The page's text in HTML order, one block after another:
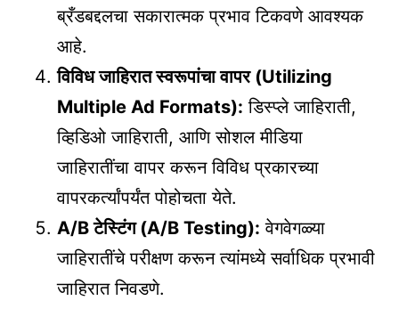
ब्रँडबद्दलचा सकारात्मक प्रभाव टिकवणे आवश्यक
आहे.
विविध जाहिरात स्वरूपांचा वापर (Utilizing
Multiple Ad Formats): डिस्प्ले जाहिराती,
व्हिडिओ जाहिराती, आणि सोशल मीडिया
जाहिरातींचा वापर करून विविध प्रकारच्या
वापरकर्त्यांपर्यंत पोहोचता येते.
A/B टेस्टिंग (A/B Testing): वेगवेगळ्या
जाहिरातींचे परीक्षण करून त्यांमध्ये सर्वाधिक प्रभावी
जाहिरात निवडणे.